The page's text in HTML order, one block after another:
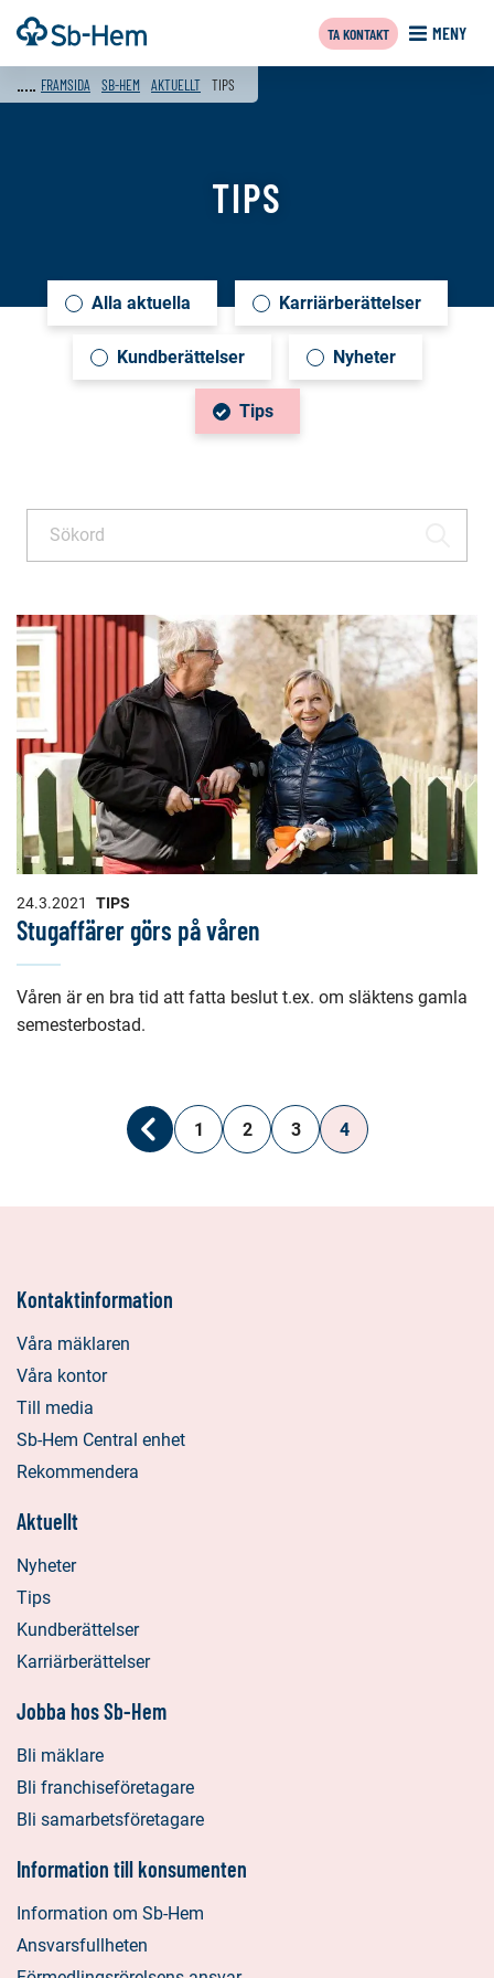
Till
innehållet
Framsida MENY
TA KONTAKT
FRAMSIDA SB-HEM AKTUELLT TIPS
TIPS
InnehållAlla aktuella Karriärberättelser
Kundberättelser Nyheter
Tips
24.3.2021 TIPS
Stugaffärer görs på våren
Våren är en bra tid att fatta beslut t.ex. om släktens gamla
semesterbostad.
Föregående
1 2 3 4
Kontaktinformation
Våra mäklaren
Våra kontor
Till media
Sb-Hem Central enhet
Rekommendera
Aktuellt
Nyheter
Tips
Kundberättelser
Karriärberättelser
Jobba hos Sb-Hem
Bli mäklare
Bli franchiseföretagare
Bli samarbetsföretagare
Information till konsumenten
Information om Sb-Hem
Ansvarsfullheten